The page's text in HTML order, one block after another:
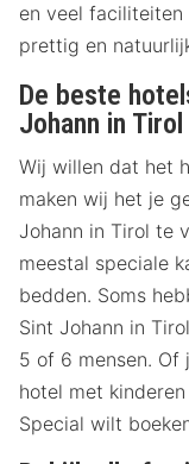
en veel
prettig en
De beste
Johann in Tirol
Wij willen dat het
maken wij het je
Johann in Tirol te
meestal speciale
bedden. Soms
Sint Johann in
5 of 6 mensen. Of
hotel met
Special wilt